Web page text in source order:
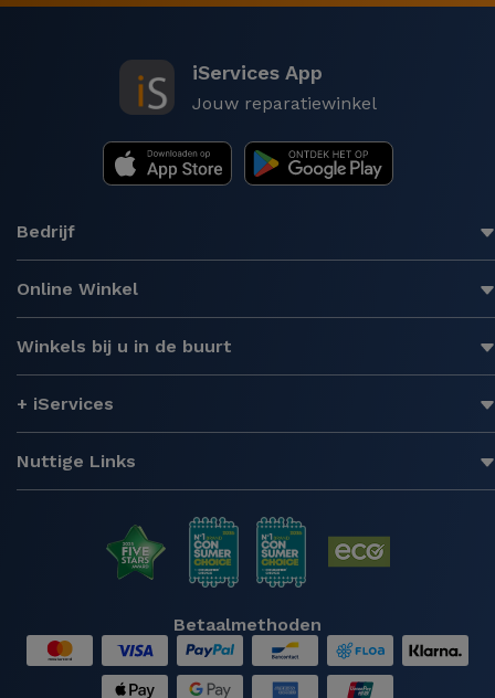
iServices App
Jouw reparatiewinkel
Bedrijf
Online Winkel
Winkels bij u in de buurt
+ iServices
Nuttige Links
Betaalmethoden